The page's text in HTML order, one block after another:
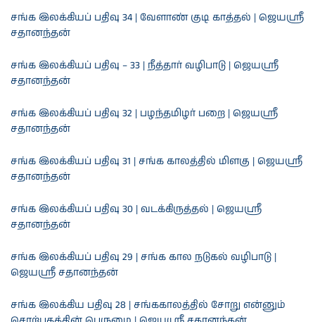
சங்க இலக்கியப் பதிவு 34 | வேளாண் குடி காத்தல் | ஜெயஸ்ரீ
சதானந்தன்
சங்க இலக்கியப் பதிவு – 33 | நீத்தார் வழிபாடு | ஜெயஸ்ரீ
சதானந்தன்
சங்க இலக்கியப் பதிவு 32 | பழந்தமிழர் பறை | ஜெயஸ்ரீ
சதானந்தன்
சங்க இலக்கியப் பதிவு 31 | சங்க காலத்தில் மிளகு | ஜெயஶ்ரீ
சதானந்தன்
சங்க இலக்கியப் பதிவு 30 | வடக்கிருத்தல் | ஜெயஶ்ரீ
சதானந்தன்
சங்க இலக்கியப் பதிவு 29 | சங்க கால நடுகல் வழிபாடு |
ஜெயஶ்ரீ சதானந்தன்
சங்க இலக்கிய பதிவு 28 | சங்ககாலத்தில் சோறு என்னும்